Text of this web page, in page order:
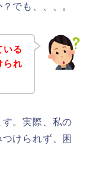
でも、、、。
いる
られ
。実際、私の
けられず、困